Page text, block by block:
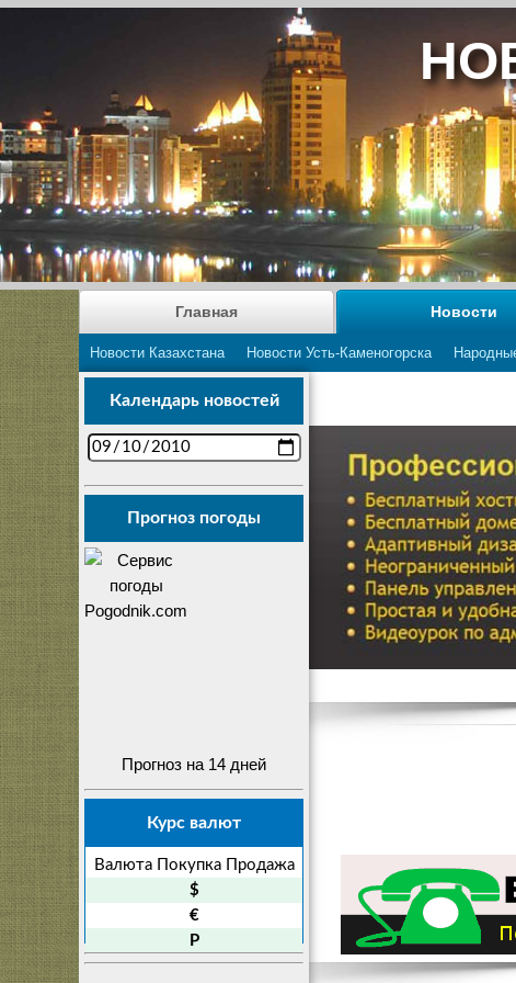
Главная Новости
Новости Казахстана Новости Усть-Каменогорска
Календарь новостей
Прогноз погоды
Прогноз на 14 дней
Курс валют
Валюта Покупка
Продажа
$
€
P